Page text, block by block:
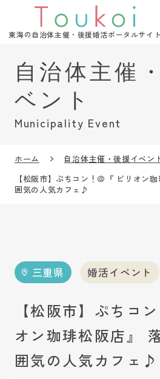
東海の自治体主催・後援婚活ポータルサイト
Municipality Event
ホーム
自治体主催・後援イベン
【松阪市】ぷちコン！＠『 ビリオン
囲気の人気カフェ♪
三重県 婚活イベント
【松阪市】ぷちコ
オン珈琲松阪店』
囲気の人気カフェ♪